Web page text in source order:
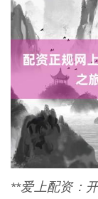
**爱上配资：